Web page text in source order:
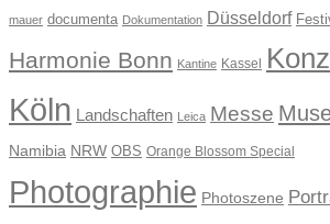
mauer documenta Dokumentation Düsseldorf
Harmonie Bonn Kantine Kassel
Köln Landschaften Leica Messe
Namibia NRW OBS Orange Blossom Special
Photographie Photoszene